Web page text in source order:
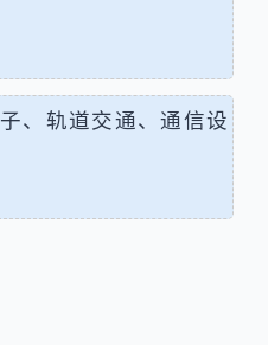
、轨道交通、通信设